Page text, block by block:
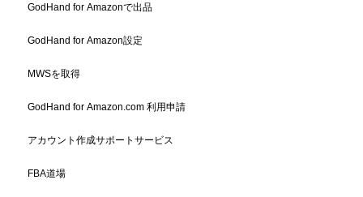
GodHand for Amazonで出品
GodHand for Amazon設定
MWSを取得
GodHand for Amazon.com 利用申請
アカウント作成サポートサービス
FBA道場